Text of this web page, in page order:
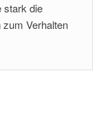
stark die
Verhalten